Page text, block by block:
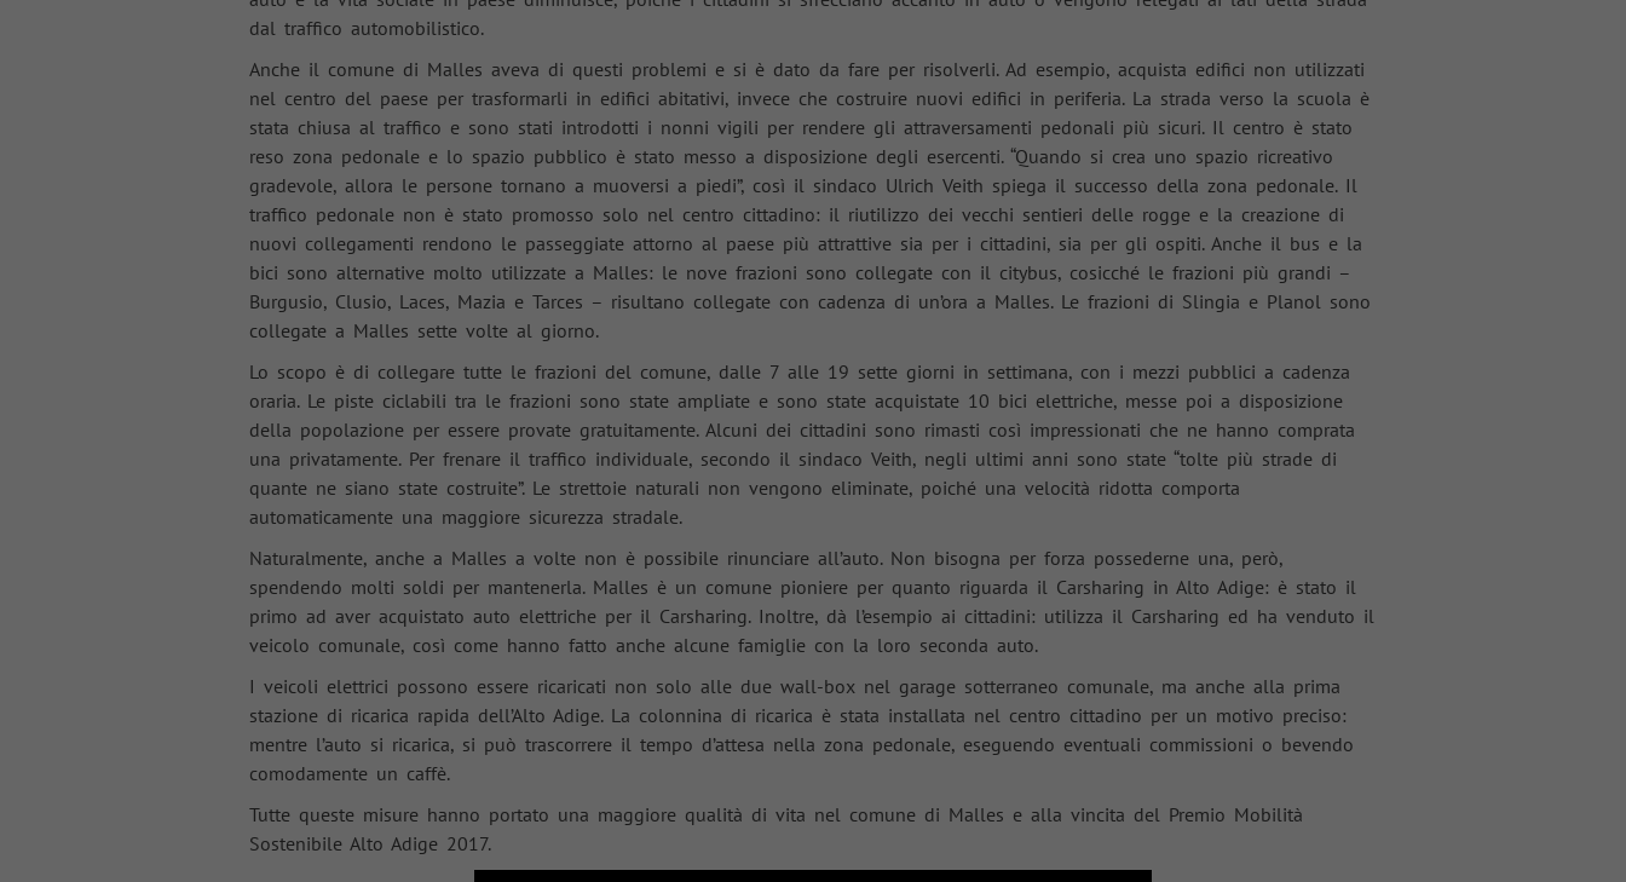
dal traffico automobilistico.
Anche il comune di Malles aveva di questi problemi e si è dato da fare per risolverli. Ad esempio, acquista edifici non utilizzati
nel centro del paese per trasformarli in edifici abitativi, invece che costruire nuovi edifici in periferia. La strada verso la scuola è
stata chiusa al traffico e sono stati introdotti i nonni vigili per rendere gli attraversamenti pedonali più sicuri. Il centro è stato
reso zona pedonale e lo spazio pubblico è stato messo a disposizione degli esercenti. “Quando si crea uno spazio ricreativo
gradevole, allora le persone tornano a muoversi a piedi”, così il sindaco Ulrich Veith spiega il successo della zona pedonale. Il
traffico pedonale non è stato promosso solo nel centro cittadino: il riutilizzo dei vecchi sentieri delle rogge e la creazione di
nuovi collegamenti rendono le passeggiate attorno al paese più attrattive sia per i cittadini, sia per gli ospiti. Anche il bus e la
bici sono alternative molto utilizzate a Malles: le nove frazioni sono collegate con il citybus, cosicché le frazioni più grandi –
Burgusio, Clusio, Laces, Mazia e Tarces – risultano collegate con cadenza di un’ora a Malles. Le frazioni di Slingia e Planol sono
collegate a Malles sette volte al giorno.
Lo scopo è di collegare tutte le frazioni del comune, dalle 7 alle 19 sette giorni in settimana, con i mezzi pubblici a cadenza
oraria. Le piste ciclabili tra le frazioni sono state ampliate e sono state acquistate 10 bici elettriche, messe poi a disposizione
della popolazione per essere provate gratuitamente. Alcuni dei cittadini sono rimasti così impressionati che ne hanno comprata
una privatamente. Per frenare il traffico individuale, secondo il sindaco Veith, negli ultimi anni sono state “tolte più strade di
quante ne siano state costruite”. Le strettoie naturali non vengono eliminate, poiché una velocità ridotta comporta
automaticamente una maggiore sicurezza stradale.
Naturalmente, anche a Malles a volte non è possibile rinunciare all’auto. Non bisogna per forza possederne una, però,
spendendo molti soldi per mantenerla. Malles è un comune pioniere per quanto riguarda il Carsharing in Alto Adige: è stato il
primo ad aver acquistato auto elettriche per il Carsharing. Inoltre, dà l’esempio ai cittadini: utilizza il Carsharing ed ha venduto il
veicolo comunale, così come hanno fatto anche alcune famiglie con la loro seconda auto.
I veicoli elettrici possono essere ricaricati non solo alle due wall-box nel garage sotterraneo comunale, ma anche alla prima
stazione di ricarica rapida dell’Alto Adige. La colonnina di ricarica è stata installata nel centro cittadino per un motivo preciso:
mentre l’auto si ricarica, si può trascorrere il tempo d’attesa nella zona pedonale, eseguendo eventuali commissioni o bevendo
comodamente un caffè.
Tutte queste misure hanno portato una maggiore qualità di vita nel comune di Malles e alla vincita del Premio Mobilità
Sostenibile Alto Adige 2017.
https://policies.google.com/privacy. Le
utilizzate per generare rapporti sull'utilizzo del
sito web che ci aiutano a migliorare i nostri
siti web/applicazioni. Tali informazioni vengono
trasmesse anche ai nostri clienti/partner.
Name APISID, HSID, SAPISID, SID, SSID
Provider Google
Durata
Scopo
Questi cookie di sicurezza di Google aiutano
ad autenticare gli utenti, a prevenire l'uso
fraudolento delle credenziali di accesso e a
proteggere le informazioni degli utenti da
accessi non autorizzati.
Name fbp, FR
Provider FACEBOOK
viene utilizzato da Facebook per visualizzare
una serie di prodotti pubblicitari, come ad